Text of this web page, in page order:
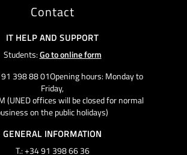
Contact
IT HELP AND SUPPORT
Students:Go to online form
91 398 88 01Opening hours: Monday to
Friday,
(UNED offices will be closed for normal
on the public holidays)
GENERAL INFORMATION
T.: +34 91 398 66 36